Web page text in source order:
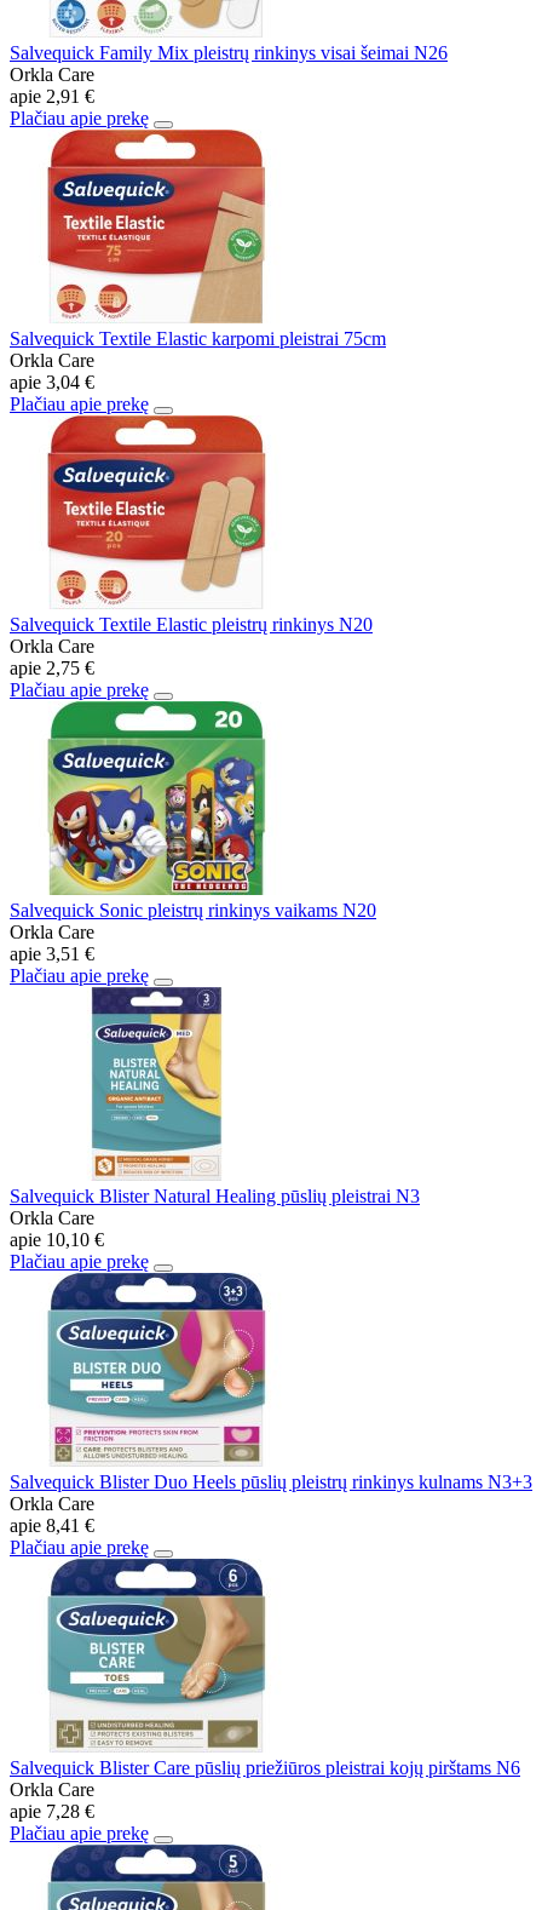
Salvequick Family Mix pleistrų rinkinys visai šeimai N26
Orkla Care
apie 2,91 €
Plačiau apie prekę
Salvequick Textile Elastic karpomi pleistrai 75cm
Orkla Care
apie 3,04 €
Plačiau apie prekę
Salvequick Textile Elastic pleistrų rinkinys N20
Orkla Care
apie 2,75 €
Plačiau apie prekę
Salvequick Sonic pleistrų rinkinys vaikams N20
Orkla Care
apie 3,51 €
Plačiau apie prekę
Salvequick Blister Natural Healing pūslių pleistrai N3
Orkla Care
apie 10,10 €
Plačiau apie prekę
Salvequick Blister Duo Heels pūslių pleistrų rinkinys kulnams N3+3
Orkla Care
apie 8,41 €
Plačiau apie prekę
Salvequick Blister Care pūslių priežiūros pleistrai kojų pirštams N6
Orkla Care
apie 7,28 €
Plačiau apie prekę